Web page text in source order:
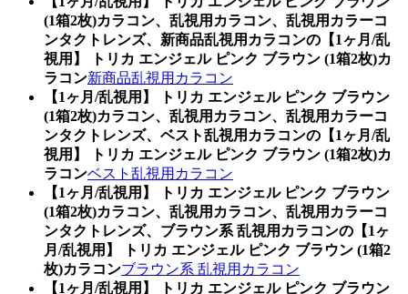
(1箱2枚)カラコン、乱視用カラコン、乱視用カラーコ
ンタクトレンズ、新商品乱視用カラコンの【1ヶ月/乱
視用】 トリカ エンジェル ピンク ブラウン (1箱2枚)カ
ラコン新商品乱視用カラコン
【1ヶ月/乱視用】 トリカ エンジェル ピンク ブラウン
(1箱2枚)カラコン、乱視用カラコン、乱視用カラーコ
ンタクトレンズ、ベスト乱視用カラコンの【1ヶ月/乱
視用】 トリカ エンジェル ピンク ブラウン (1箱2枚)カ
ラコンベスト乱視用カラコン
【1ヶ月/乱視用】 トリカ エンジェル ピンク ブラウン
(1箱2枚)カラコン、乱視用カラコン、乱視用カラーコ
ンタクトレンズ、ブラウン系 乱視用カラコンの【1ヶ
月/乱視用】 トリカ エンジェル ピンク ブラウン (1箱2
枚)カラコンブラウン系 乱視用カラコン
【1ヶ月/乱視用】 トリカ エンジェル ピンク ブラウン